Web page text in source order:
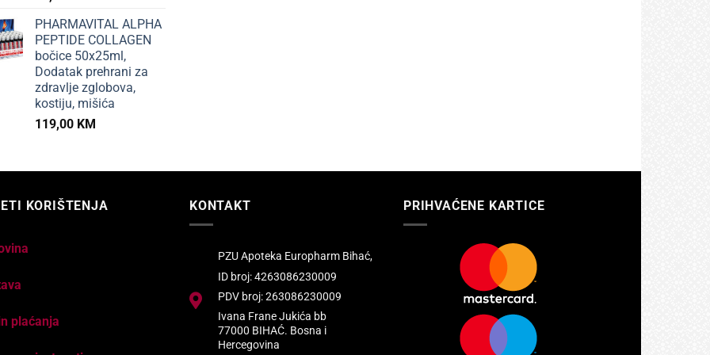
PHARMAVITAL ALPHA
PEPTIDE COLLAGEN
bočice 50x25ml,
Dodatak prehrani za
zdravlje zglobova,
kostiju, mišića
119,00 KM
KORIŠTENJA
plaćanja
KONTAKT
PZU Apoteka Europharm Bihać,
ID broj: 4263086230009
PDV broj: 263086230009
Ivana Frane Jukića bb
77000 BIHAĆ. Bosna i
Hercegovina
PRIHVAĆENE KARTICE